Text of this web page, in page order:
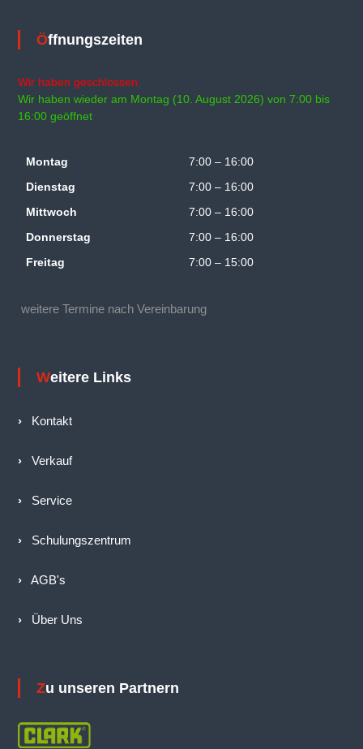
Öffnungszeiten
Wir haben geschlossen.
Wir haben wieder am Montag (10. August 2026) von 7:00 bis
16:00 geöffnet
Montag
7:00 – 16:00
Dienstag
7:00 – 16:00
Mittwoch
7:00 – 16:00
Donnerstag
7:00 – 16:00
Freitag
7:00 – 15:00
weitere Termine nach Vereinbarung
Weitere Links
› Kontakt
› Verkauf
› Service
› Schulungszentrum
› AGB's
› Über Uns
Zu unseren Partnern